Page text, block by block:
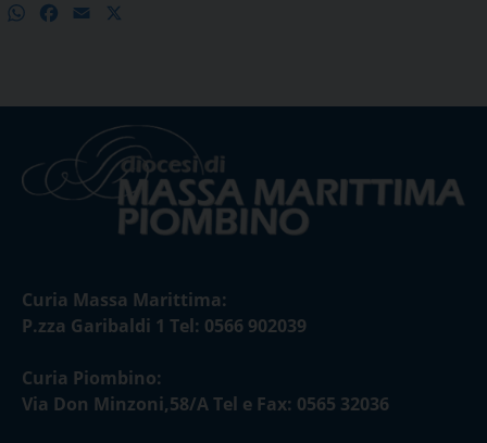
WhatsApp
Facebook
Email
Curia Massa Marittima:
P.zza Garibaldi 1 Tel: 0566 902039
Curia Piombino:
Via Don Minzoni,58/A Tel e Fax: 0565 32036